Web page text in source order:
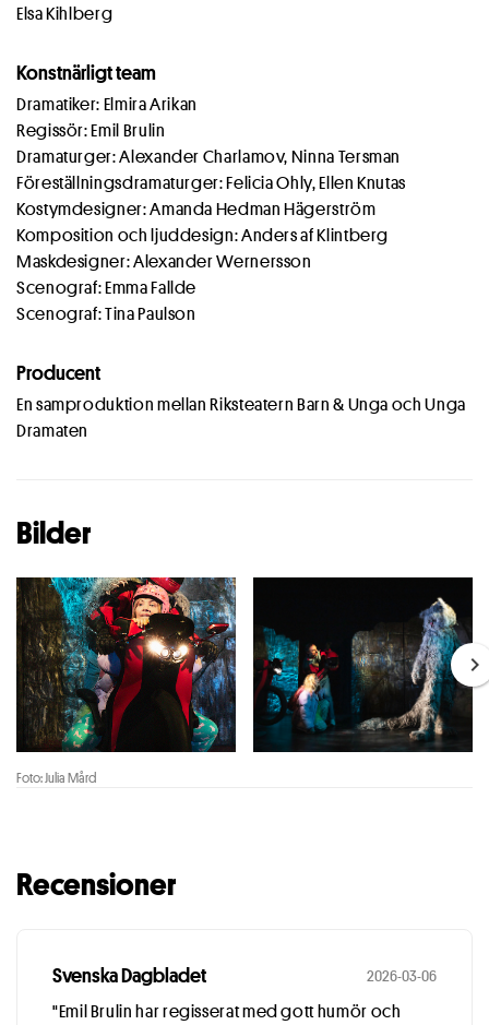
Elsa Kihlberg
Konstnärligt team
Dramatiker: Elmira Arikan
Regissör: Emil Brulin
Dramaturger: Alexander Charlamov, Ninna Tersman
Föreställningsdramaturger: Felicia Ohly, Ellen Knutas
Kostymdesigner: Amanda Hedman Hägerström
Komposition och ljuddesign: Anders af Klintberg
Maskdesigner: Alexander Wernersson
Scenograf: Emma Fallde
Scenograf: Tina Paulson
Producent
En samproduktion mellan Riksteatern Barn & Unga och Unga
Dramaten
Bilder
Foto: Julia Mård
Recensioner
Svenska Dagbladet 2026-03-06
"Emil Brulin har regisserat med gott humör och